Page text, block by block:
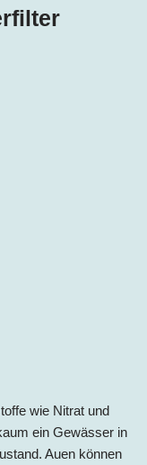
wie Nitrat und
ein Gewässer in
Auen können